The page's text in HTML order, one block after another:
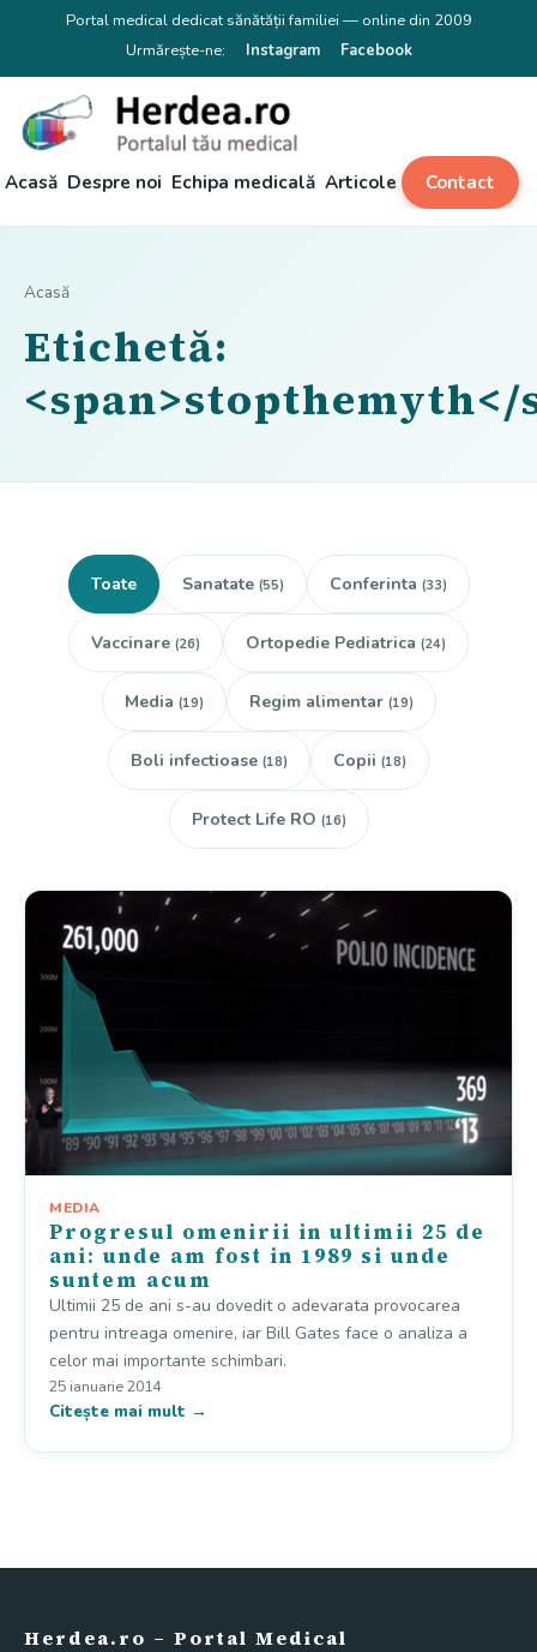
Portal medical dedicat sănătății familiei — online din 2009
Urmărește-ne:
Instagram Facebook
Acasă Despre noi Echipa medicală Articole Contact
Acasă
Etichetă:
<span>stopthemyth</
Toate Sanatate (55) Conferinta (33)
Vaccinare (26) Ortopedie Pediatrica (24)
Media (19) Regim alimentar (19)
Boli infectioase (18) Copii (18)
Protect Life RO (16)
MEDIA
Progresul omenirii in ultimii 25 de
ani: unde am fost in 1989 si unde
suntem acum
Ultimii 25 de ani s-au dovedit o adevarata provocarea
pentru intreaga omenire, iar Bill Gates face o analiza a
celor mai importante schimbari.
25 ianuarie 2014
Citește mai mult →
Herdea.ro – Portal Medical